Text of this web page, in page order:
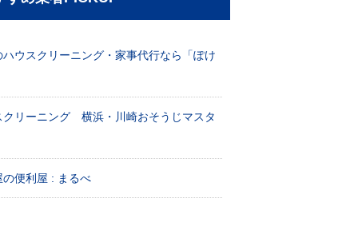
ハウスクリーニング・家事代行なら「ぽけ
クリーニング 横浜・川崎おそうじマスタ
の便利屋 : まるべ